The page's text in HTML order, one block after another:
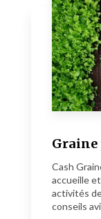
Graine
Cash
accueille
activités
conseils